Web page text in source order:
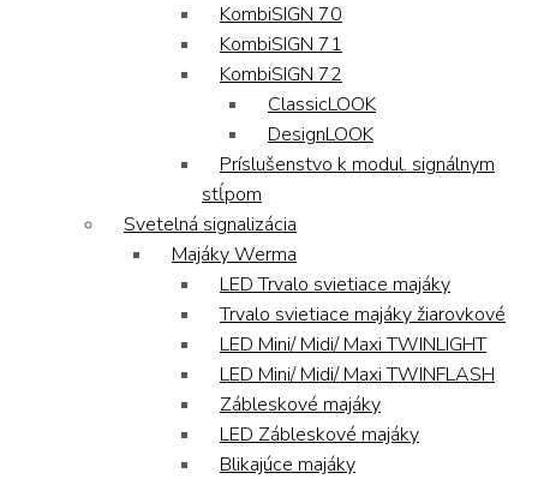
KombiSIGN 70
KombiSIGN 71
KombiSIGN 72
ClassicLOOK
DesignLOOK
Príslušenstvo k modul. signálnym
stĺpom
Svetelná signalizácia
Majáky Werma
LED Trvalo svietiace majáky
Trvalo svietiace majáky žiarovkové
LED Mini/ Midi/ Maxi TWINLIGHT
LED Mini/ Midi/ Maxi TWINFLASH
Zábleskové majáky
LED Zábleskové majáky
Blikajúce majáky